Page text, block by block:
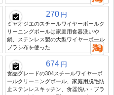
270 円
ミャオジエのスチールワイヤーボールク
リーニングボールは家庭用食器洗いや
鍋、ステンレス製の大型ワイヤーボール
ブラシ布を使った
674 円
食品グレードの304スチールワイヤーボ
ールクリーニングボール、家庭用脱毛防
止ステンレスキッチン、食器洗い・ブラ